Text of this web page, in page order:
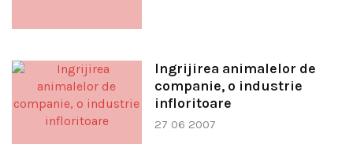
Ingrijirea animalelor de
companie, o industrie
infloritoare
27 06 2007